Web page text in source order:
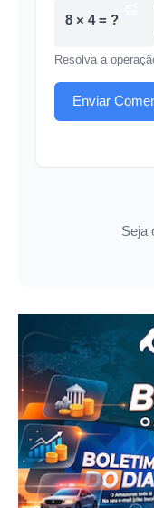
8 × 4 = ?
Resolva a
Enviar
Seja